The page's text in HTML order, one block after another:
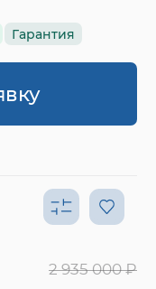
Гарантия
2 935 000 ₽